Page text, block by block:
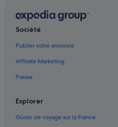
Tanger : hôtels
Tétouan : hôtels
Société
Publier votre annonce
Affiliate Marketing
Presse
Explorer
Guide de voyage sur la France